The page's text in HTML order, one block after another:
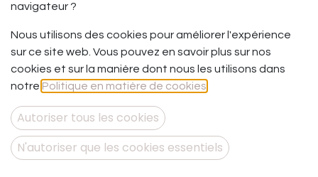
Métamorphose - Bracelet
simple S
Parce que se connaître et s'apprivoiser prend du temps
…
Et qu'avant d'être pleinement soi-même, il faut des
temps de maturation.
Bracelet en argent 925.
navigateur ?
Nous utilisons des cookies pour améliorer l'expérience
sur ce site web. Vous pouvez en savoir plus sur nos
cookies et sur la manière dont nous les utilisons dans
notre Politique en matière de cookies
Autoriser tous les cookies
N'autoriser que les cookies essentiels